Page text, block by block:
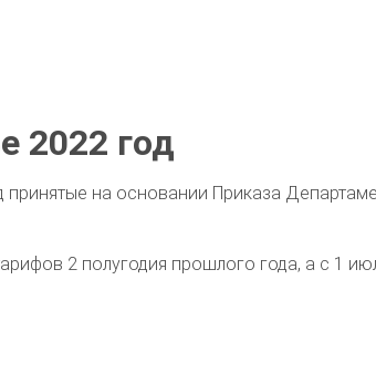
2022 год
на основании Приказа
2 полугодия прошлого года, а с 1